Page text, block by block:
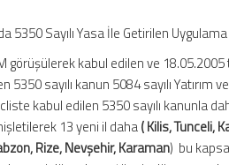
5350 Sayılı Yasa İle Getirilen Uygulama
görüşülerek kabul edilen ve
5350 sayılı kanun 5084 sayılı
kabul edilen 5350 sayılı kanunla
13 yeni il daha( Kilis, Tunceli,
Rize, Nevşehir, Karaman) bu